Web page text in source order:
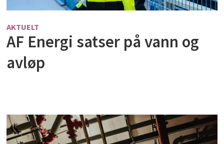
AKTUELT
AF Energi satser på vann og
avløp